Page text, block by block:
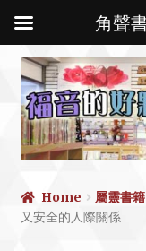
Home 屬靈書籍
又安全的人際關係
角聲